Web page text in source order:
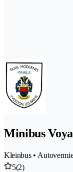
Minibus
Kleinbus •
5(2)